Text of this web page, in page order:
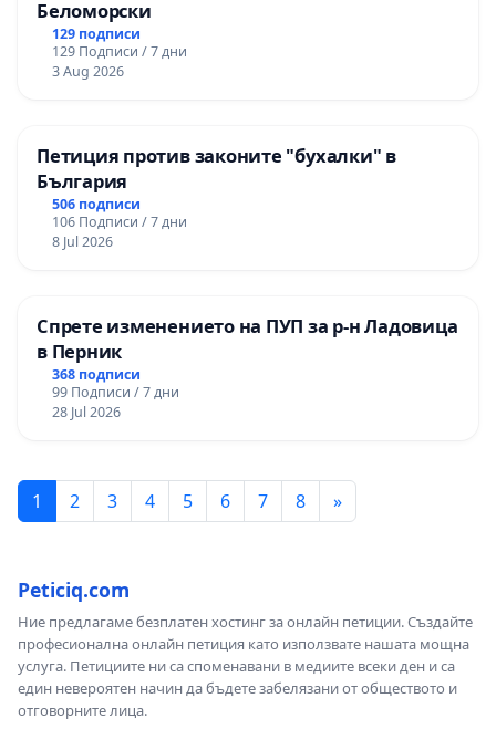
Беломорски
129 подписи
129 Подписи / 7 дни
3 Aug 2026
Петиция против законите "бухалки" в
България
506 подписи
106 Подписи / 7 дни
8 Jul 2026
Спрете изменението на ПУП за р-н Ладовица
в Перник
368 подписи
99 Подписи / 7 дни
28 Jul 2026
1 2 3 4 5 6 7 8 »
Peticiq.com
Ние предлагаме безплатен хостинг за онлайн петиции. Създайте
професионална онлайн петиция като използвате нашата мощна
услуга. Петициите ни са споменавани в медиите всеки ден и са
един невероятен начин да бъдете забелязани от обществото и
отговорните лица.